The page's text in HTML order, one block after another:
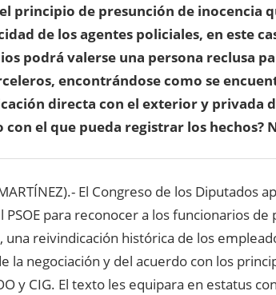
principio de presunción de inocencia
de los agentes policiales, en este
podrá valerse una persona reclusa
encontrándose como se
directa con el exterior y privada
el que pueda registrar los hechos?
El Congreso de los Diputados
para reconocer a los funcionarios
una reivindicación histórica de los
la negociación y del acuerdo con los
y CIG. El texto les equipara en estatus